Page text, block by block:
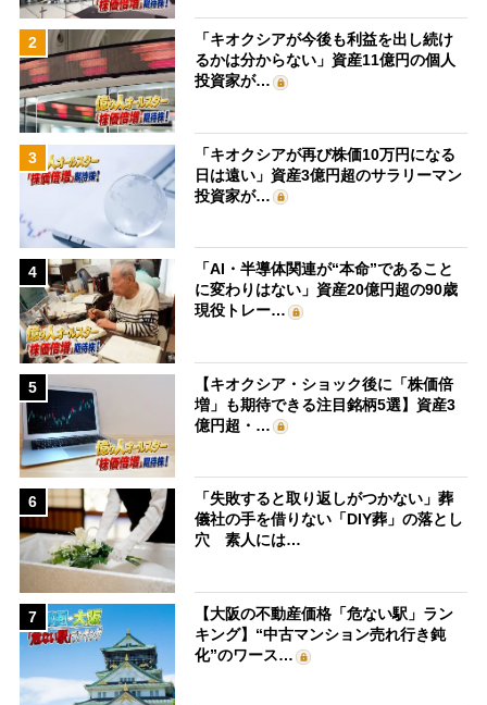
2
「キオクシアが今後も利益を出し続け
るかは分からない」資産11億円の個人
投資家が…
3
「キオクシアが再び株価10万円になる
日は遠い」資産3億円超のサラリーマン
投資家が…
4
「AI・半導体関連が“本命”であること
に変わりはない」資産20億円超の90歳
現役トレー…
5
【キオクシア・ショック後に「株価倍
増」も期待できる注目銘柄5選】資産3
億円超・…
6
「失敗すると取り返しがつかない」葬
儀社の手を借りない「DIY葬」の落とし
穴 素人には…
7
【大阪の不動産価格「危ない駅」ラン
キング】“中古マンション売れ行き鈍
化”のワース…